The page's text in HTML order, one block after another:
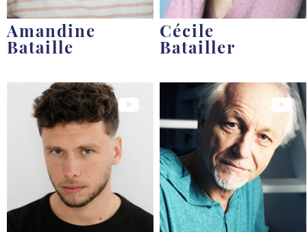
Amandine
Bataille
Cécile
Batailler